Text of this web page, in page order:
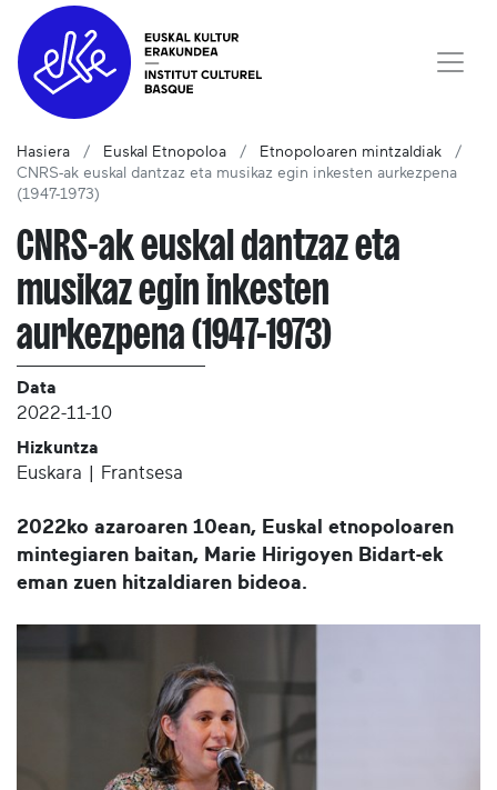
Hasiera Euskal Etnopoloa
Etnopoloaren mintzaldiak
CNRS-ak euskal dantzaz eta musikaz egin inkesten aurkezpena
(1947-1973)
CNRS-ak euskal dantzaz eta
musikaz egin inkesten
aurkezpena (1947-1973)
Data
2022-11-10
Hizkuntza
Euskara | Frantsesa
2022ko azaroaren 10ean, Euskal etnopoloaren
mintegiaren baitan, Marie Hirigoyen Bidart-ek
eman zuen hitzaldiaren bideoa.